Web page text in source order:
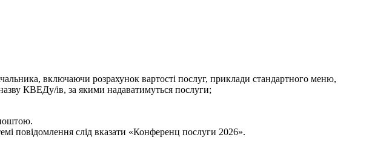
включаючи розрахунок вартості послуг, приклади стандартного меню,
КВЕДу/ів, за якими надаватимуться послуги;
повідомлення слід вказати «Конференц послуги 2026».